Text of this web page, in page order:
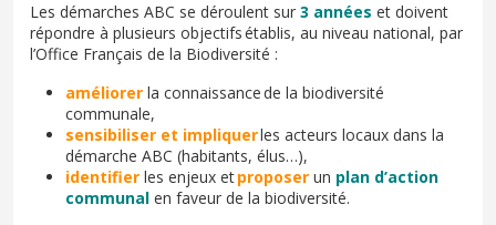
Les démarches ABC se déroulent sur 3 années et doivent
répondre à plusieurs objectifs établis, au niveau national, par
l’Office Français de la Biodiversité :
améliorer la connaissance de la biodiversité
communale,
sensibiliser et impliquerles acteurs locaux dans la
démarche ABC (habitants, élus…),
identifier les enjeux etproposer un plan d’action
communal en faveur de la biodiversité.